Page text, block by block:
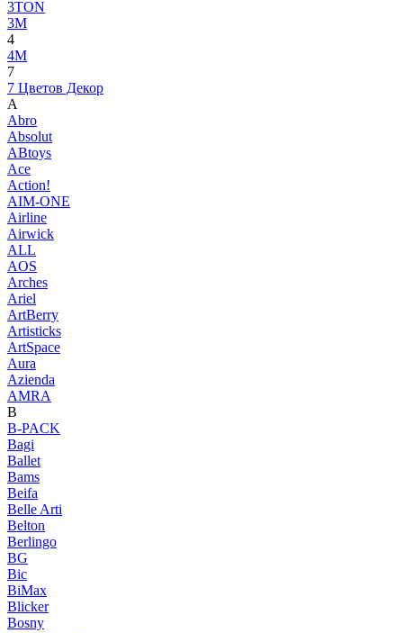
3TON
3М
4
4M
7
7 Цветов Декор
A
Abro
Absolut
ABtoys
Ace
Action!
AIM-ONE
Airline
Airwick
ALL
AOS
Arches
Ariel
ArtBerry
Artisticks
ArtSpace
Aura
Azienda
AМRA
B
B-PACK
Bagi
Ballet
Bams
Beifa
Belle Arti
Belton
Berlingo
BG
Bic
BiMax
Blicker
Bosny